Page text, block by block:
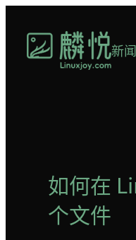
新
如何在
个文件